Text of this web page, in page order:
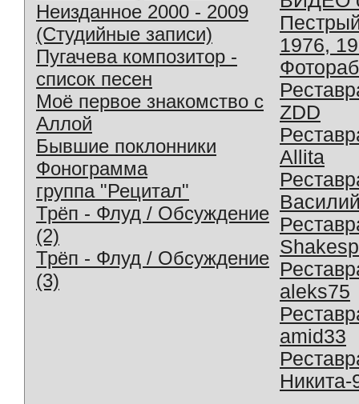
Неизданное 2000 - 2009
(Студийные записи)
Пугачева композитор -
список песен
Моё первое знакомство с
Аллой
Бывшие поклонники
Фонограмма
группа "Рецитал"
Трёп - Флуд / Обсуждение
(2)
Трёп - Флуд / Обсуждение
(3)
1976,
ZDD
Allita
aleks75
amid33
Никита-